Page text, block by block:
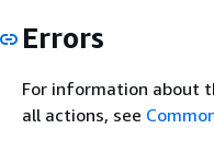
Errors
For information about
all actions, see